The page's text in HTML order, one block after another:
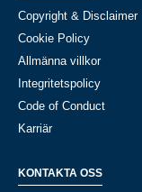
Copyright & Disclaimer
Cookie Policy
Allmänna villkor
Integritetspolicy
Code of Conduct
Karriär
KONTAKTA OSS